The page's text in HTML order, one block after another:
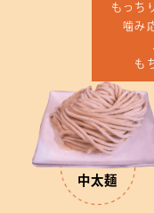
もっち
噛み
も
中太麺